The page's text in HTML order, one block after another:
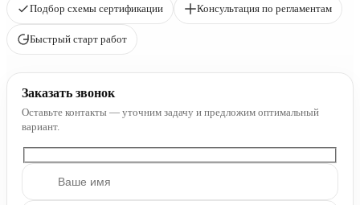
Подбор схемы сертификации Консультация по регламентам
Быстрый старт работ
Заказать звонок
Оставьте контакты — уточним задачу и предложим оптимальный
вариант.